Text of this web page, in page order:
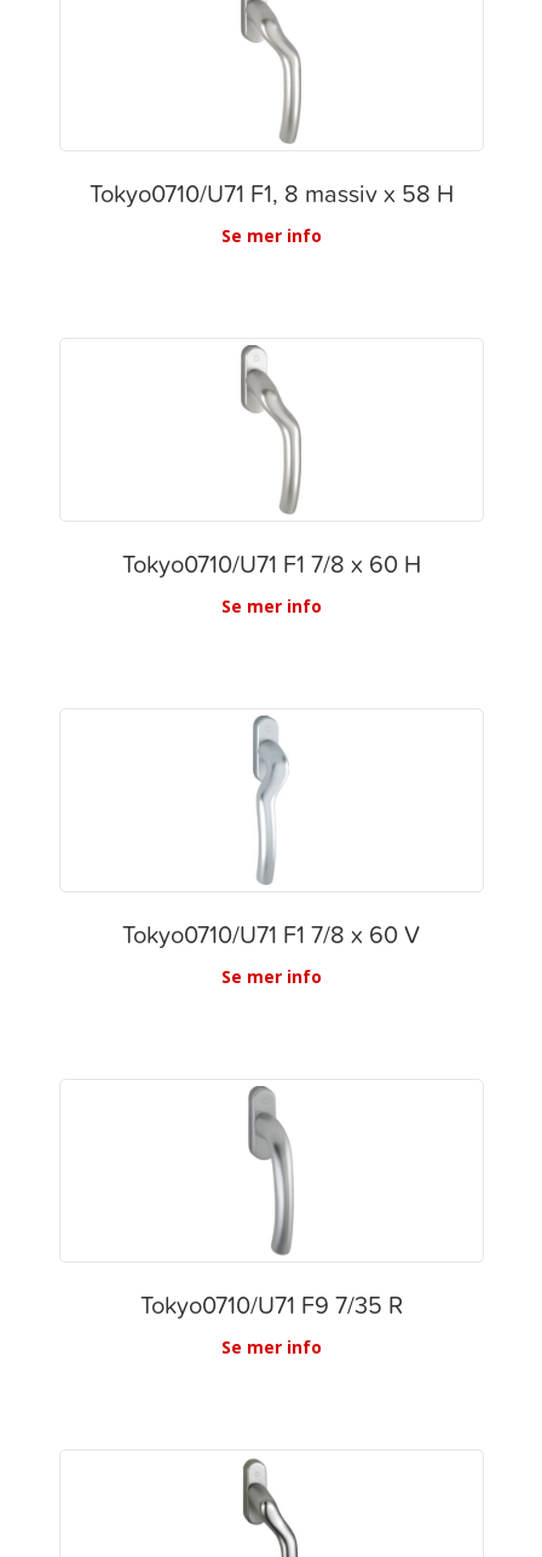
Tokyo0710/U71 F1, 8 massiv x 58 H
Se mer info
Tokyo0710/U71 F1 7/8 x 60 H
Se mer info
Tokyo0710/U71 F1 7/8 x 60 V
Se mer info
Tokyo0710/U71 F9 7/35 R
Se mer info